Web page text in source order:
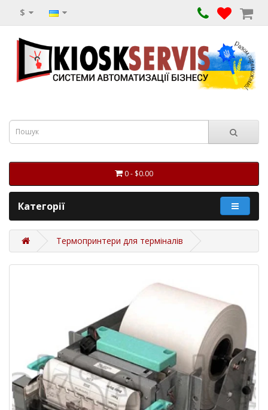
$
0 - $0.00
Категорії
Термопринтери для терміналів